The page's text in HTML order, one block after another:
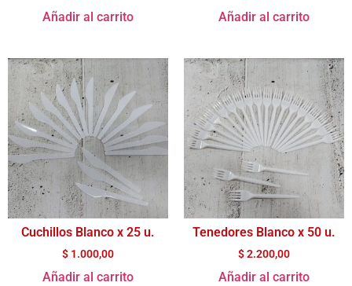
Añadir al carrito Añadir al carrito
Cuchillos Blanco x 25 u.
$ 1.000,00
Añadir al carrito
Tenedores Blanco x 50 u.
$2.200,00
Añadir al carrito